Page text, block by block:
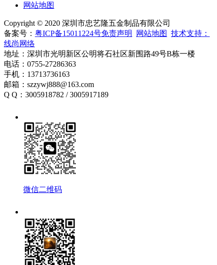
网站地图
Copyright © 2020 深圳市忠艺隆五金制品有限公司
备案号： 粤ICP备15011224号免责声明 网站地图 技术支持：
线尚网络
地址：深圳市光明新区公明将石社区新围路49号B栋一楼
电话：0755-27286363
手机：13713736163
邮箱：szzywj888@163.com
Q Q：3005918782 / 3005917189
微信二维码